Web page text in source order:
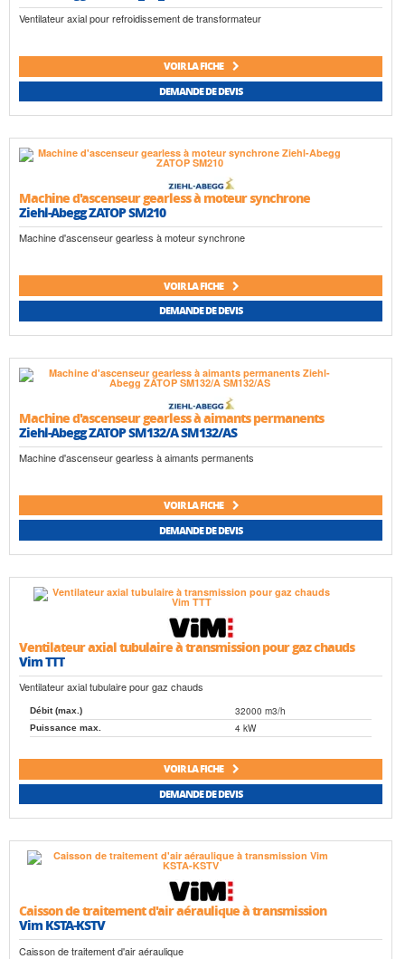
Ventilateur axial pour refroidissement de transformateur
VOIR LA FICHE
DEMANDE DE DEVIS
Machine d'ascenseur gearless à moteur synchrone
Ziehl-Abegg ZATOP SM210
Machine d'ascenseur gearless à moteur synchrone
VOIR LA FICHE
DEMANDE DE DEVIS
Machine d'ascenseur gearless à aimants permanents
Ziehl-Abegg ZATOP SM132/A SM132/AS
Machine d'ascenseur gearless à aimants permanents
VOIR LA FICHE
DEMANDE DE DEVIS
Ventilateur axial tubulaire à transmission pour gaz chauds
Vim TTT
Ventilateur axial tubulaire pour gaz chauds
Débit (max.) 32000 m3/h
Puissance max. 4 kW
VOIR LA FICHE
DEMANDE DE DEVIS
Caisson de traitement d'air aéraulique à transmission
Vim KSTA-KSTV
Caisson de traitement d'air aéraulique